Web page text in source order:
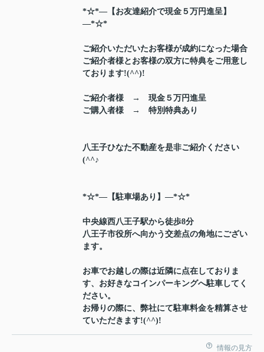
*☆*―【お友達紹介で現金５万円進呈】
―*☆*
ご紹介いただいたお客様が成約になった場合
ご紹介者様とお客様の双方に特典をご用意し
ております!(^^)!
ご紹介者様 → 現金５万円進呈
ご購入者様 → 特別特典あり
八王子ひなた不動産を是非ご紹介ください
(^^♪
*☆*―【駐車場あり】―*☆*
中央線西八王子駅から徒歩8分
八王子市役所へ向かう交差点の角地にござい
ます。
お車でお越しの際は近隣に点在しておりま
す、お好きなコインパーキングへ駐車してく
ださい。
お帰りの際に、弊社にて駐車料金を精算させ
ていただきます!(^^)!
情報の見方